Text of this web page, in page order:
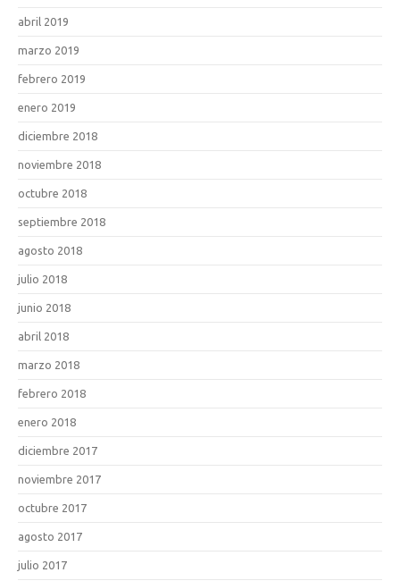
abril 2019
marzo 2019
febrero 2019
enero 2019
diciembre 2018
noviembre 2018
octubre 2018
septiembre 2018
agosto 2018
julio 2018
junio 2018
abril 2018
marzo 2018
febrero 2018
enero 2018
diciembre 2017
noviembre 2017
octubre 2017
agosto 2017
julio 2017